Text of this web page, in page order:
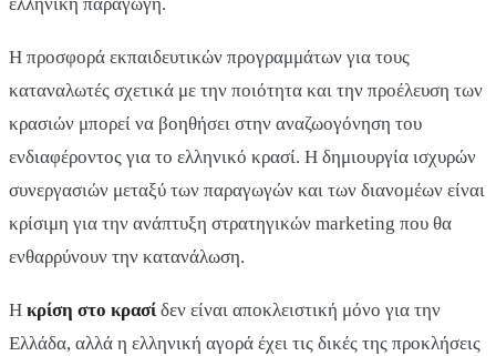
Η προσφορά εκπαιδευτικών προγραμμάτων για τους
καταναλωτές σχετικά με την ποιότητα και την προέλευση των
κρασιών μπορεί να βοηθήσει στην αναζωογόνηση του
ενδιαφέροντος για το ελληνικό κρασί. Η δημιουργία ισχυρών
συνεργασιών μεταξύ των παραγωγών και των διανομέων είναι
κρίσιμη για την ανάπτυξη στρατηγικών marketing που θα
ενθαρρύνουν την κατανάλωση.
Η κρίση στο κρασί δεν είναι αποκλειστική μόνο για την
Ελλάδα, αλλά η ελληνική αγορά έχει τις δικές της προκλήσεις